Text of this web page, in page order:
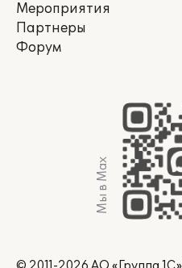
Мероприятия
Партнеры
Форум
Мы в Max